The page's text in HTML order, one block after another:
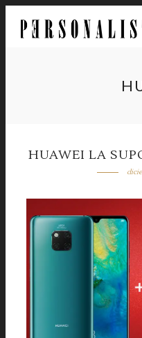
HUAWEI LA